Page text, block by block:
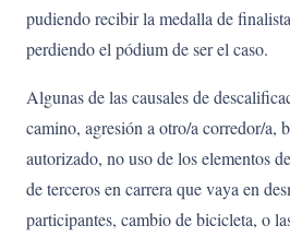
pudiendo recibir la medalla de
perdiendo el pódium de ser el caso.
Algunas de las causales de
camino, agresión a otro/a corredor/a,
autorizado, no uso de los elementos
de terceros en carrera que vaya en
participantes, cambio de bicicleta, o